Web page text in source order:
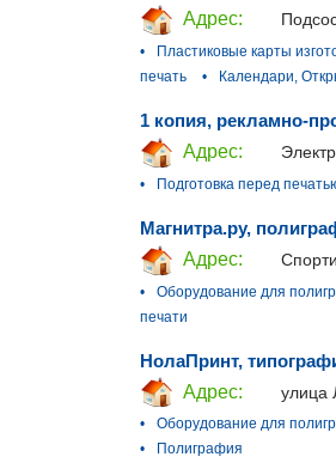
Адрес:
•
Пластиковые карты
печать
• Календари,
1 копия, рекламно-
Адрес:
•
Подготовка перед
Магнитра.ру,
Адрес:
•
Оборудование для
печати
НолаПринт,
Адрес:
улица
•
Оборудование для
•
Полиграфия